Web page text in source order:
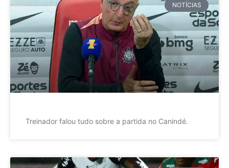
NOTÍCIAS
Treinador falou tudo sobre a partida no Canindé.